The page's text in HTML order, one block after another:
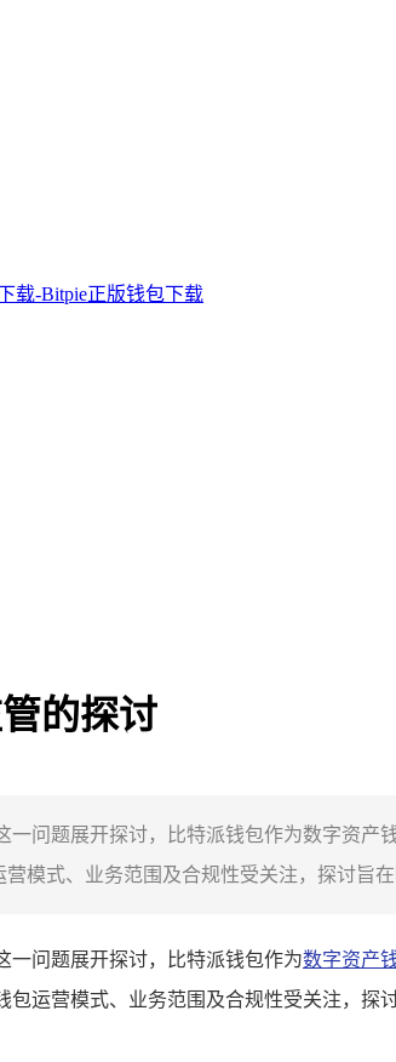
的探讨
一问题展开探讨，比特派钱包作为数字资
模式、业务范围及合规性受关注，探讨旨
一问题展开探讨，比特派钱包作为数字资产
包运营模式、业务范围及合规性受关注，